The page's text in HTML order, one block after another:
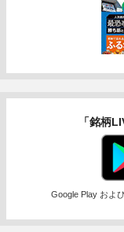
「銘柄
Google Play およ